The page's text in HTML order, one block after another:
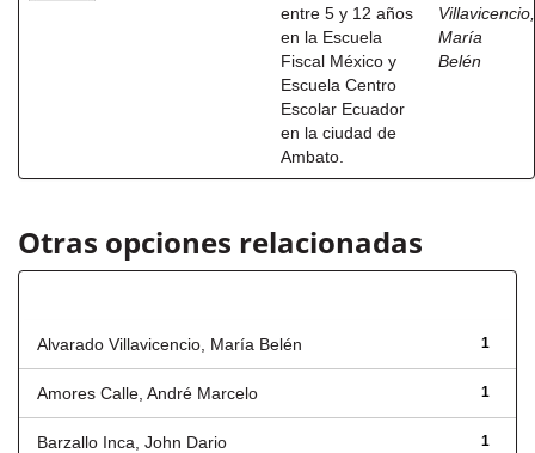
entre 5 y 12 años
en la Escuela
Fiscal México y
Escuela Centro
Escolar Ecuador
en la ciudad de
Ambato.
Villavicencio,
María
Belén
Otras opciones relacionadas
1
Alvarado Villavicencio, María Belén
1
Amores Calle, André Marcelo
1
Barzallo Inca, John Dario